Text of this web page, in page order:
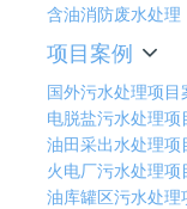
含油消防废水处理
项目案例
国外污水处理项目
电脱盐污水处理项
油田采出水处理项
火电厂污水处理项
油库罐区污水处理